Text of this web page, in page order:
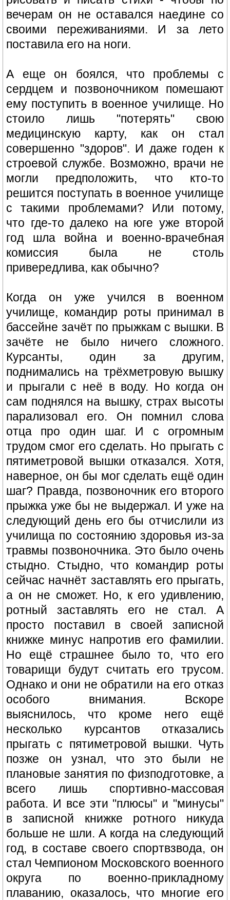
вечерам он не оставался наедине со
своими переживаниями. И за лето
поставила его на ноги.
А еще он боялся, что проблемы с
сердцем и позвоночником помешают
ему поступить в военное училище. Но
стоило лишь "потерять" свою
медицинскую карту, как он стал
совершенно "здоров". И даже годен к
строевой службе. Возможно, врачи не
могли предположить, что кто-то
решится поступать в военное училище
с такими проблемами? Или потому,
что где-то далеко на юге уже второй
год шла война и военно-врачебная
комиссия была не столь
привередлива, как обычно?
Когда он уже учился в военном
училище, командир роты принимал в
бассейне зачёт по прыжкам с вышки. В
зачёте не было ничего сложного.
Курсанты, один за другим,
поднимались на трёхметровую вышку
и прыгали с неё в воду. Но когда он
сам поднялся на вышку, страх высоты
парализовал его. Он помнил слова
отца про один шаг. И с огромным
трудом смог его сделать. Но прыгать с
пятиметровой вышки отказался. Хотя,
наверное, он бы мог сделать ещё один
шаг? Правда, позвоночник его второго
прыжка уже бы не выдержал. И уже на
следующий день его бы отчислили из
училища по состоянию здоровья из-за
травмы позвоночника. Это было очень
стыдно. Стыдно, что командир роты
сейчас начнёт заставлять его прыгать,
а он не сможет. Но, к его удивлению,
ротный заставлять его не стал. А
просто поставил в своей записной
книжке минус напротив его фамилии.
Но ещё страшнее было то, что его
товарищи будут считать его трусом.
Однако и они не обратили на его отказ
особого внимания. Вскоре
выяснилось, что кроме него ещё
несколько курсантов отказались
прыгать с пятиметровой вышки. Чуть
позже он узнал, что это были не
плановые занятия по физподготовке, а
всего лишь спортивно-массовая
работа. И все эти "плюсы" и "минусы"
в записной книжке ротного никуда
больше не шли. А когда на следующий
год, в составе своего спортвзвода, он
стал Чемпионом Московского военного
округа по военно-прикладному
плаванию, оказалось, что многие его